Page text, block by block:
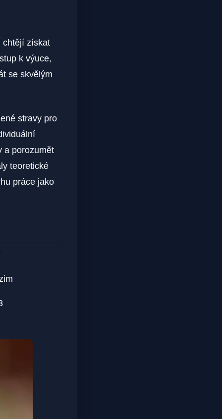
chtějí získat
k výuce,
se skvělým
stravy pro
a porozumět
teoretické
práce jako